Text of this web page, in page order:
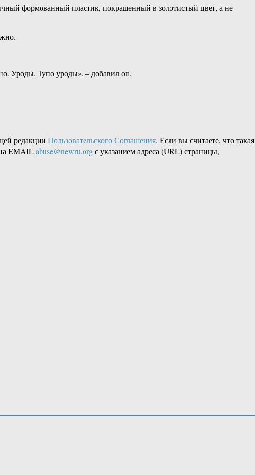
формованный пластик, покрашенный в золотистый цвет, а не
Уроды. Тупо уроды», – добавил он.
редакции Пользовательского Соглашения. Если вы считаете, что такая
EMAILabuse@newru.orgс указанием адреса (URL) страницы,